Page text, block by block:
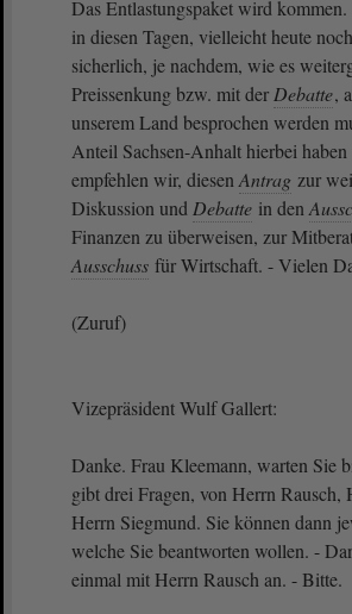
Das Entlastungspaket wird
in diesen Tagen, vielleicht heute
sicherlich, je nachdem, wie es
Preissenkung bzw. mit der Debatte,
unserem Land besprochen werden
Anteil Sachsen-Anhalt hierbei
empfehlen wir, diesen Antrag zur
Diskussion und Debatte in den
Finanzen zu überweisen, zur
Ausschuss für Wirtschaft. - Vielen
(Zuruf)
Vizepräsident Wulf Gallert:
Danke. Frau Kleemann, warten Sie
gibt drei Fragen, von Herrn Rausch,
Herrn Siegmund. Sie können dann
welche Sie beantworten wollen. -
einmal mit Herrn Rausch an. - Bitte.